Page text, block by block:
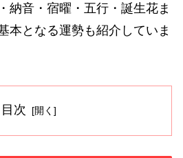
納音・宿曜・五行・誕生花ま
本となる運勢も紹介していま
目次